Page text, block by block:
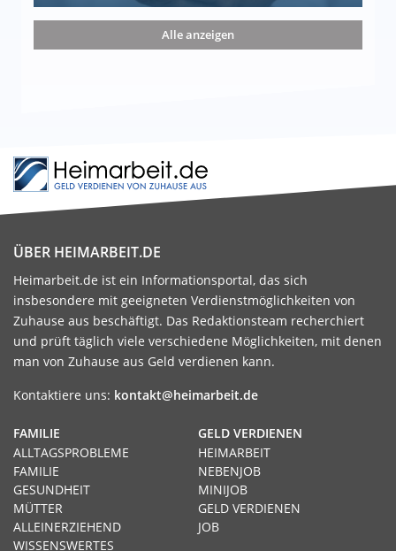
die 15 besten Möglichkeiten
Alle anzeigen
ÜBER HEIMARBEIT.DE
Heimarbeit.de ist ein Informationsportal, das sich
insbesondere mit geeigneten Verdienstmöglichkeiten von
Zuhause aus beschäftigt. Das Redaktionsteam recherchiert
und prüft täglich viele verschiedene Möglichkeiten, mit denen
man von Zuhause aus Geld verdienen kann.
Kontaktiere uns: kontakt@heimarbeit.de
GELD VERDIENEN
HEIMARBEIT
NEBENJOB
MINIJOB
GELD VERDIENEN
JOB
FAMILIE
ALLTAGSPROBLEME
FAMILIE
GESUNDHEIT
MÜTTER
ALLEINERZIEHEND
WISSENSWERTES